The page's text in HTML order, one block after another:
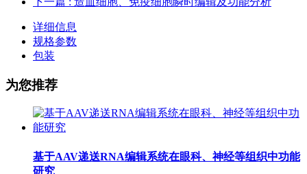
详细信息
规格参数
包装
为您推荐
基于AAV递送RNA编辑系统在眼科、神经等组织中功能
研究